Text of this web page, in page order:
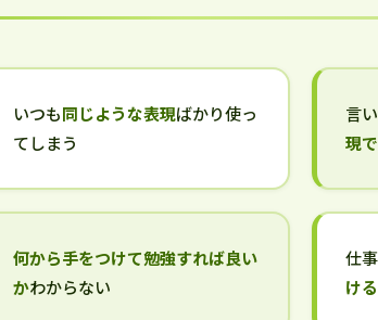
いつも同じような表現ばかり使っ
てしまう
言
現
何から手をつけて勉強すれば良い
かわからない
仕
け